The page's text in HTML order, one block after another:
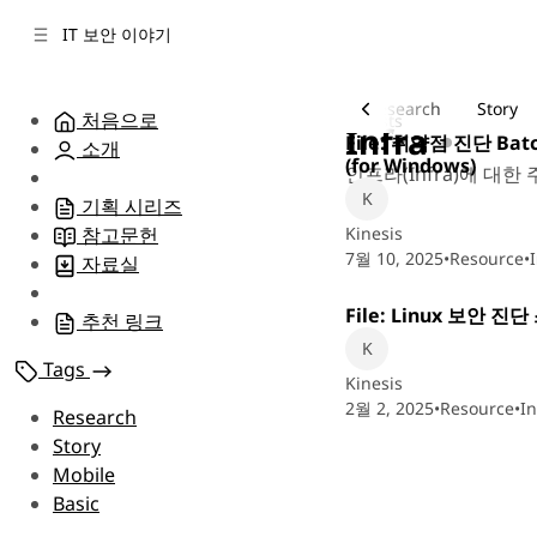
IT 보안 이야기
처음으로
소개
기획 시리즈
참고문헌
자료실
추천 링크
Tags
Research
Story
Mobile
Basic
Research Story
4 posts
Infra
인프라(Infra)에 대한
File: 취약점 진단
(for Windows)
Kinesis
7월 10, 2025•Resource•
File: Linux 보안 진단
Kinesis
2월 2, 2025•Resource•